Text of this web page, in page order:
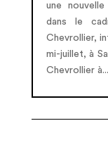
une
dans le
Chevrollier,
mi-juillet, à
Chevrollier à...